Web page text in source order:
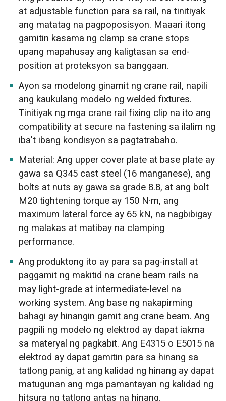
at adjustable function para sa rail, na tinitiyak
ang matatag na pagpoposisyon. Maaari itong
gamitin kasama ng clamp sa crane stops
upang mapahusay ang kaligtasan sa end-
position at proteksyon sa banggaan.
Ayon sa modelong ginamit ng crane rail, napili
ang kaukulang modelo ng welded fixtures.
Tinitiyak ng mga crane rail fixing clip na ito ang
compatibility at secure na fastening sa ilalim ng
iba't ibang kondisyon sa pagtatrabaho.
Material: Ang upper cover plate at base plate ay
gawa sa Q345 cast steel (16 manganese), ang
bolts at nuts ay gawa sa grade 8.8, at ang bolt
M20 tightening torque ay 150 N·m, ang
maximum lateral force ay 65 kN, na nagbibigay
ng malakas at matibay na clamping
performance.
Ang produktong ito ay para sa pag-install at
paggamit ng makitid na crane beam rails na
may light-grade at intermediate-level na
working system. Ang base ng nakapirming
bahagi ay hinangin gamit ang crane beam. Ang
pagpili ng modelo ng elektrod ay dapat iakma
sa materyal ng pagkabit. Ang E4315 o E5015 na
elektrod ay dapat gamitin para sa hinang sa
tatlong panig, at ang kalidad ng hinang ay dapat
matugunan ang mga pamantayan ng kalidad ng
hitsura ng tatlong antas na hinang.